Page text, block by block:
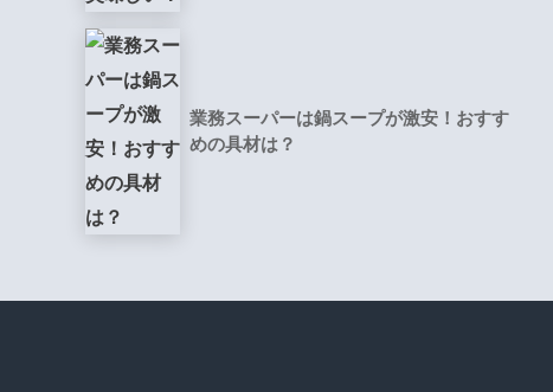
業務スーパーは鍋スープが激安！おすす
めの具材は？